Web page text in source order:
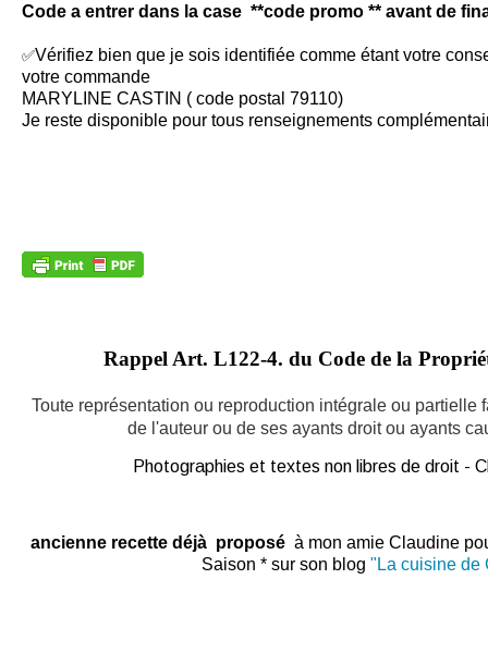
Code a entrer dans la case **code promo ** avant de
✅Vérifiez bien que je sois identifiée comme étant votre
votre commande
MARYLINE CASTIN ( code postal 79110)
Je reste disponible pour tous renseignements
Rappel Art. L122-4. du Code de la
Toute représentation ou reproduction intégrale ou partielle
de l'auteur ou de ses ayants droit ou ayants
Photographies et textes non libres de droit -
ancienne recette déjà proposéà mon amie Claudine
Saison * sur son blog "La cuisine de